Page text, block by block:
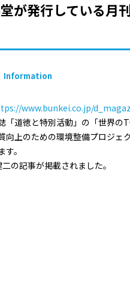
が発行している月
Information
www.bunkei.co.jp/
「道徳と特別活動」の「世界の
上のための環境整備プロジェ
。
の記事が掲載されました。